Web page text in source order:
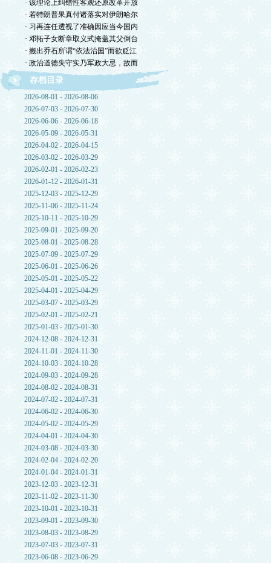
· 该理论上纠错性客观还原改革开放
· 若特朗普果真付诸落实对伊朗哈尔
· 习再连任透视了准确因应当今国内
· 邓拓子女断章取义式掩盖其父倒台
· 搬出乔石所谓“依法治国”而欲贬江
· 政治道德失守实乃军政大忌，故而
存档目录
2026-08-01 - 2026-08-06
2026-07-03 - 2026-07-30
2026-06-06 - 2026-06-18
2026-05-09 - 2026-05-31
2026-04-02 - 2026-04-15
2026-03-02 - 2026-03-29
2026-02-01 - 2026-02-23
2026-01-12 - 2026-01-31
2025-12-03 - 2025-12-29
2025-11-06 - 2025-11-24
2025-10-11 - 2025-10-29
2025-09-01 - 2025-09-20
2025-08-01 - 2025-08-28
2025-07-09 - 2025-07-29
2025-06-01 - 2025-06-26
2025-05-01 - 2025-05-22
2025-04-01 - 2025-04-29
2025-03-07 - 2025-03-29
2025-02-01 - 2025-02-21
2025-01-03 - 2025-01-30
2024-12-08 - 2024-12-31
2024-11-01 - 2024-11-30
2024-10-03 - 2024-10-28
2024-09-03 - 2024-09-28
2024-08-02 - 2024-08-31
2024-07-02 - 2024-07-31
2024-06-02 - 2024-06-30
2024-05-02 - 2024-05-29
2024-04-01 - 2024-04-30
2024-03-08 - 2024-03-30
2024-02-04 - 2024-02-20
2024-01-04 - 2024-01-31
2023-12-03 - 2023-12-31
2023-11-02 - 2023-11-30
2023-10-01 - 2023-10-31
2023-09-01 - 2023-09-30
2023-08-03 - 2023-08-29
2023-07-03 - 2023-07-31
2023-06-08 - 2023-06-29